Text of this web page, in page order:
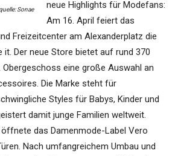
Sonae
neue Highlights für Modefans:
Am 16. April feiert das
Freizeitcenter am Alexanderplatz die
Der neue Store bietet auf rund 370
eine große Auswahl an
Die Marke steht für
Styles für Babys, Kinder und
damit junge Familien weltweit.
das Damenmode-Label Vero
Nach umfangreichem Umbau und